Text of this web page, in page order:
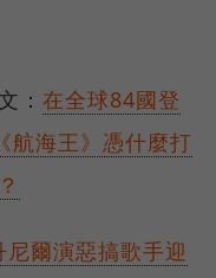
： 在全球84國登
海王》憑什麼打
爾演惡搞歌手迎